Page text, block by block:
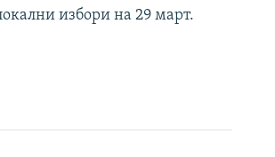
избори на 29 март.